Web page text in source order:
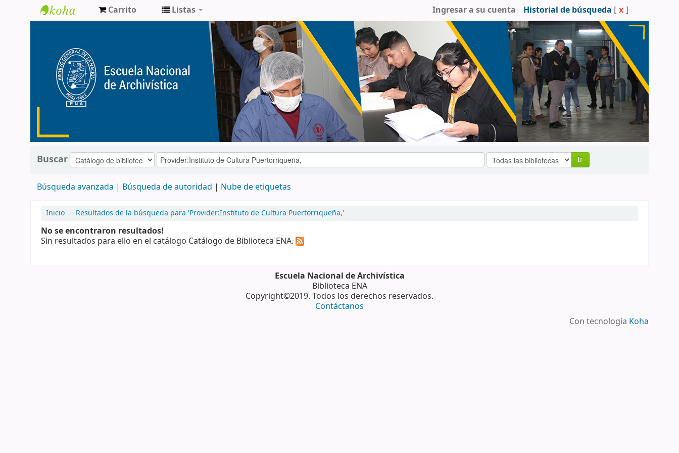
Biblioteca
ENA
Carrito Listas Ingresar a su cuenta Historial de búsqueda [ x ]
Buscar Ir
Búsqueda avanzada Búsqueda de autoridad Nube de etiquetas
Inicio › Resultados de la búsqueda para 'Provider:Instituto de Cultura Puertorriqueña,'
No se encontraron resultados!
Sin resultados para ello en el catálogo Catálogo de Biblioteca ENA.
Escuela Nacional de Archivística
Biblioteca ENA
Copyright©2019. Todos los derechos reservados.
Contáctanos
Con tecnología Koha